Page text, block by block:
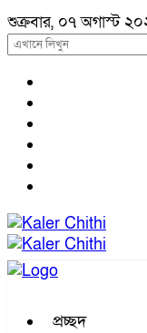
শুক্রবার, ০৭ অগাস্ট
প্রচ্ছদ